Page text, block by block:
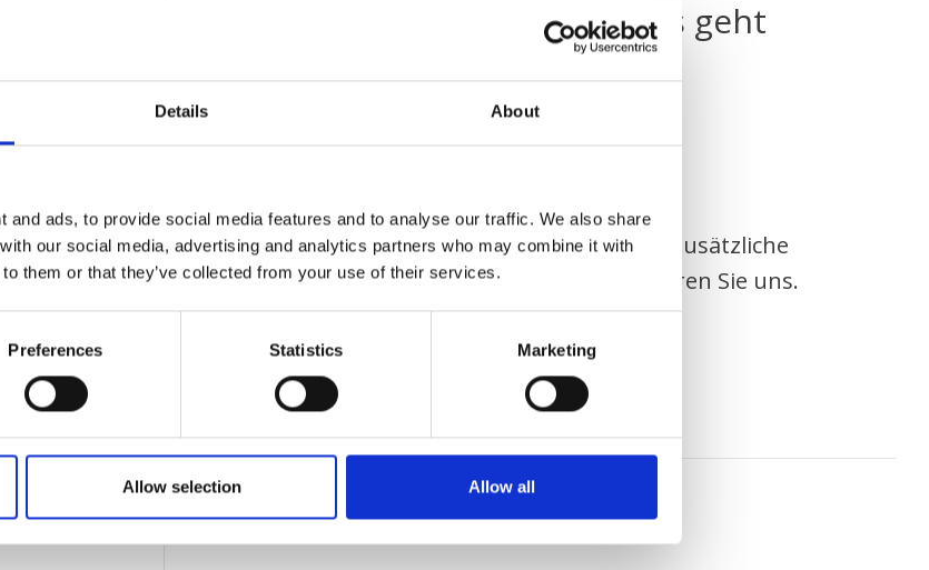
Details About
and ads, to provide social media features and to analyse our traffic. We also share
our social media, advertising and analytics partners who may combine it with
them or that they’ve collected from your use of their services.
Preferences Statistics Marketing
Allow selection Allow all
Nord
Werke
und Insights
Weil wir wissen, wie es geht
Wenn Sie noch Fragen haben oder zusätzliche
Informationen benötigen, kontaktieren Sie uns.
KONTAKT